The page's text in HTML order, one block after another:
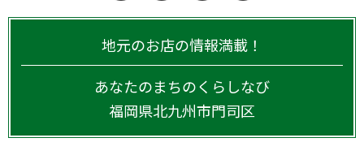
地元のお店の情報満載！
あなたのまちのくらしなび
福岡県北九州市門司区